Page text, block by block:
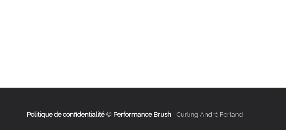
Politique de confidentialité© Performance Brush - Curling André Ferland